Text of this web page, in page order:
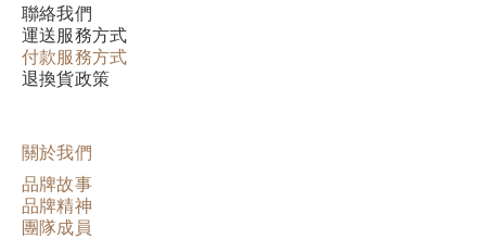
聯絡我們
運送服務方式
付款服務方式
退換貨政策
關於我們
品牌故事
品牌精神
團隊成員